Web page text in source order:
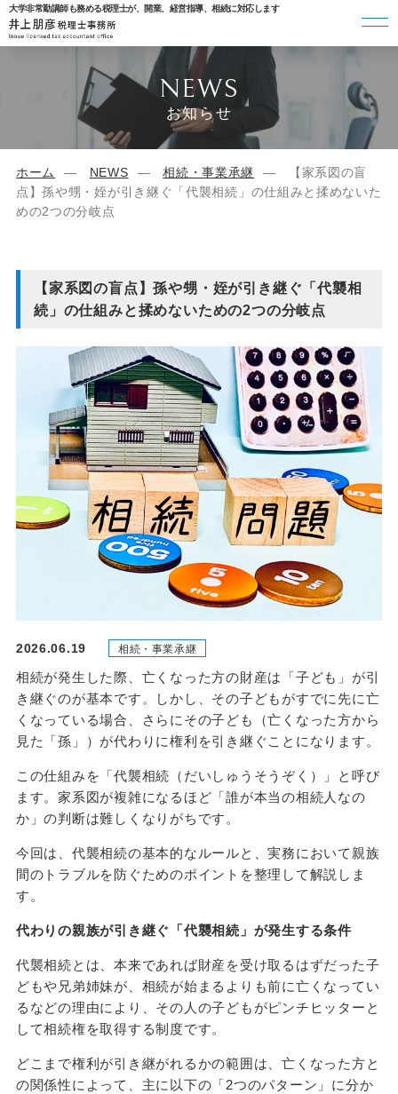
大学非常勤講師も務める税理士が、開業、経営指導、相続に対応します
NEWS
お知らせ
ホーム NEWS 相続・事業承継
【家系図の盲
点】孫や甥・姪が引き継ぐ「代襲相続」の仕組みと揉めないた
めの2つの分岐点
【家系図の盲点】孫や甥・姪が引き継ぐ「代襲相
続」の仕組みと揉めないための2つの分岐点
2026.06.19 相続・事業承継
相続が発生した際、亡くなった方の財産は「子ども」が引
き継ぐのが基本です。しかし、その子どもがすでに先に亡
くなっている場合、さらにその子ども（亡くなった方から
見た「孫」）が代わりに権利を引き継ぐことになります。
この仕組みを「代襲相続（だいしゅうそうぞく）」と呼び
ます。家系図が複雑になるほど「誰が本当の相続人なの
か」の判断は難しくなりがちです。
今回は、代襲相続の基本的なルールと、実務において親族
間のトラブルを防ぐためのポイントを整理して解説しま
す。
代わりの親族が引き継ぐ「代襲相続」が発生する条件
代襲相続とは、本来であれば財産を受け取るはずだった子
どもや兄弟姉妹が、相続が始まるよりも前に亡くなってい
るなどの理由により、その人の子どもがピンチヒッターと
して相続権を取得する制度です。
どこまで権利が引き継がれるかの範囲は、亡くなった方と
の関係性によって、主に以下の「2つのパターン」に分か